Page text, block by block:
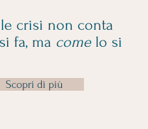
crisi non conta
si fa, ma comelo si
Scopri di più